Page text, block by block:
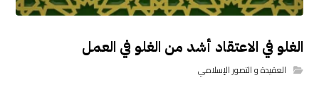
الغلو في الاعتقاد أشد من الغلو في العمل
العقيدة و التصور الإسلامي